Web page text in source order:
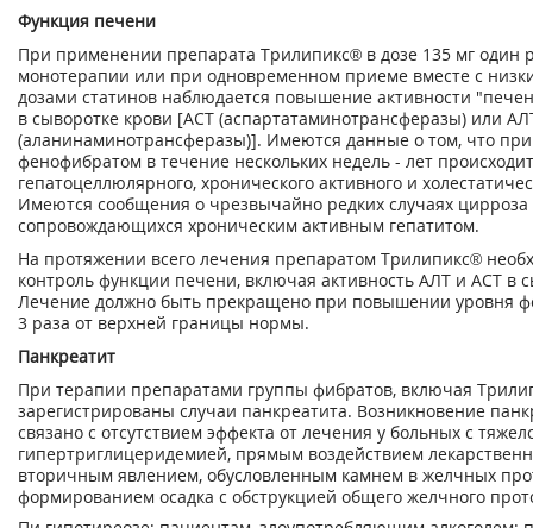
Функция печени
При применении препарата Трилипикс® в дозе 135 мг один
монотерапии или при одновременном приеме вместе с
дозами статинов наблюдается повышение активности
в сыворотке крови [ACT (аспартатаминотрансферазы) или
(аланинаминотрансферазы)]. Имеются данные о том, что
фенофибратом в течение нескольких недель - лет
гепатоцеллюлярного, хронического активного и
Имеются сообщения о чрезвычайно редких случаях
сопровождающихся хроническим активным гепатитом.
На протяжении всего лечения препаратом Трилипикс®
контроль функции печени, включая активность AЛT и ACT в
Лечение должно быть прекращено при повышении уровня
3 раза от верхней границы нормы.
Панкреатит
При терапии препаратами группы фибратов, включая
зарегистрированы случаи панкреатита. Возникновение
связано с отсутствием эффекта от лечения у больных с
гипертриглицеридемией, прямым воздействием
вторичным явлением, обусловленным камнем в желчных
формированием осадка с обструкцией общего желчного